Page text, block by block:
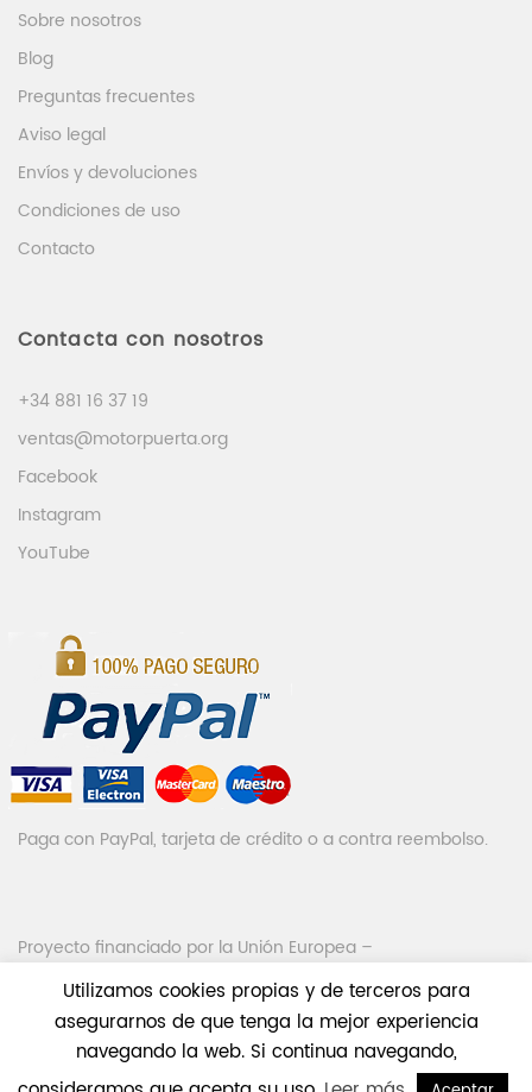
Sobre nosotros
Blog
Preguntas frecuentes
Aviso legal
Envíos y devoluciones
Condiciones de uso
Contacto
Contacta con nosotros
+34 881 16 37 19
ventas@motorpuerta.org
Facebook
Instagram
YouTube
Paga con PayPal, tarjeta de crédito o a contra reembolso.
Proyecto financiado por la Unión Europea –
Utilizamos cookies propias y de terceros para
asegurarnos de que tenga la mejor experiencia
navegando la web. Si continua navegando,